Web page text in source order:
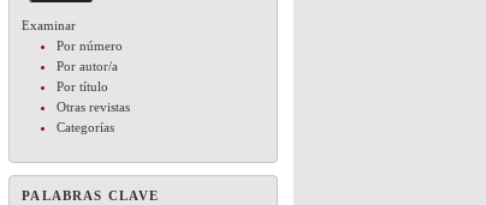
Examinar
Por número
Por autor/a
Por título
Otras revistas
Categorías
PALABRAS CLAVE